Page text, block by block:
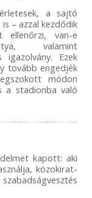
a sajtó
– azzal kezdődik
ellenőrzi, van-e
valamint
igazolvány. Ezek
tovább engedjék
módon
a stadionba való
kapott: aki
közokirat-